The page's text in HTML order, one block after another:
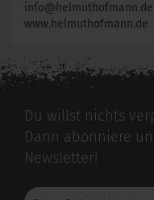
info@helmuthofmann.de
www.helmuthofmann.de
Du willst nichts
Dann abonniere
Newsletter!
Deine